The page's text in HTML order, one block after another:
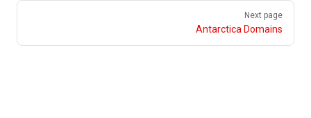
Next page
Antarctica Domains